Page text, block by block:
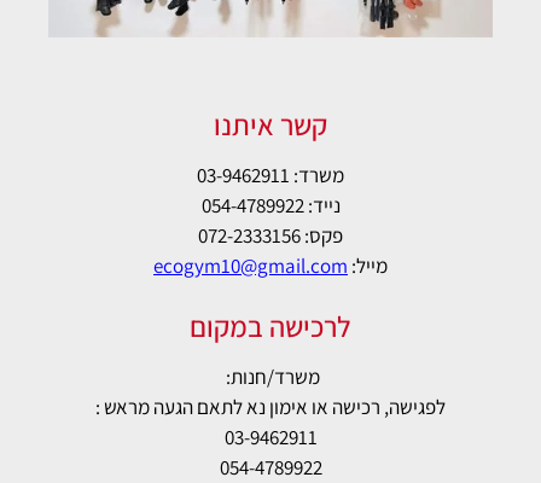
קשר איתנו
משרד: 03-9462911
נייד: 054-4789922
פקס: 072-2333156
מייל: ecogym10@gmail.com
לרכישה במקום
משרד/חנות:
לפגישה, רכישה או אימון נא לתאם הגעה מראש :
03-9462911
054-4789922